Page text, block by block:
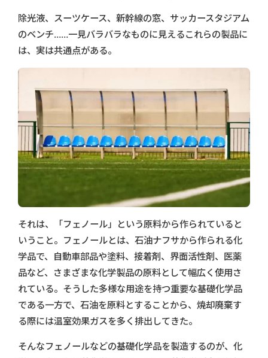
除光液、スーツケース、新幹線の窓、サッカースタジアム
のベンチ……一見バラバラなものに見えるこれらの製品に
は、実は共通点がある。
それは、「フェノール」という原料から作られていると
いうこと。フェノールとは、石油ナフサから作られる化
学品で、自動車部品や塗料、接着剤、界面活性剤、医薬
品など、さまざまな化学製品の原料として幅広く使用さ
れている。そうした多様な用途を持つ重要な基礎化学品
である一方で、石油を原料とすることから、焼却廃棄す
る際には温室効果ガスを多く排出してきた。
そんなフェノールなどの基礎化学品を製造するのが、化